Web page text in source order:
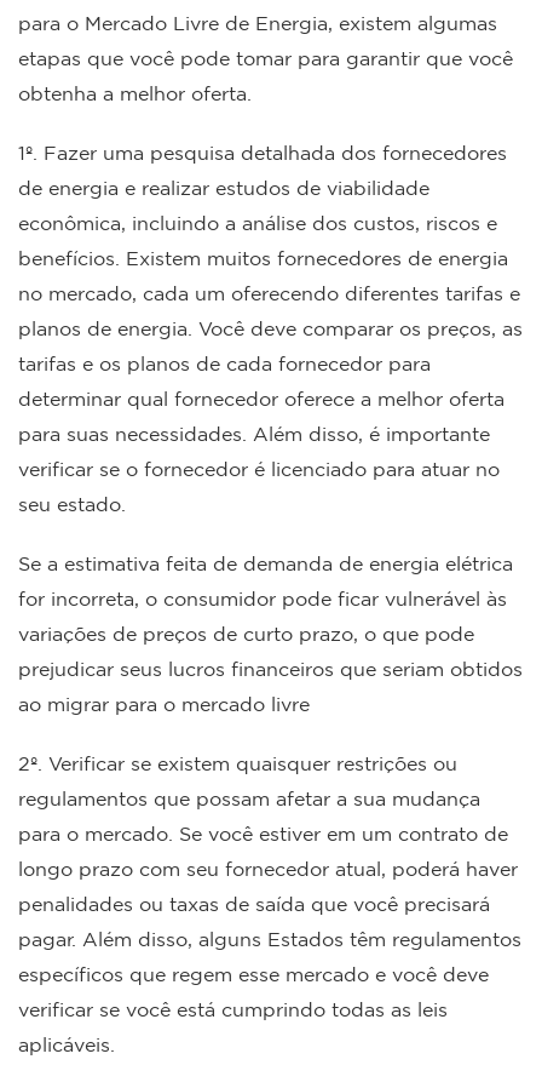
para o Mercado Livre de Energia, existem algumas
etapas que você pode tomar para garantir que você
obtenha a melhor oferta.
1º. Fazer uma pesquisa detalhada dos fornecedores
de energia e realizar estudos de viabilidade
econômica, incluindo a análise dos custos, riscos e
benefícios. Existem muitos fornecedores de energia
no mercado, cada um oferecendo diferentes tarifas e
planos de energia. Você deve comparar os preços, as
tarifas e os planos de cada fornecedor para
determinar qual fornecedor oferece a melhor oferta
para suas necessidades. Além disso, é importante
verificar se o fornecedor é licenciado para atuar no
seu estado.
Se a estimativa feita de demanda de energia elétrica
for incorreta, o consumidor pode ficar vulnerável às
variações de preços de curto prazo, o que pode
prejudicar seus lucros financeiros que seriam obtidos
ao migrar para o mercado livre
2º. Verificar se existem quaisquer restrições ou
regulamentos que possam afetar a sua mudança
para o mercado. Se você estiver em um contrato de
longo prazo com seu fornecedor atual, poderá haver
penalidades ou taxas de saída que você precisará
pagar. Além disso, alguns Estados têm regulamentos
específicos que regem esse mercado e você deve
verificar se você está cumprindo todas as leis
aplicáveis.